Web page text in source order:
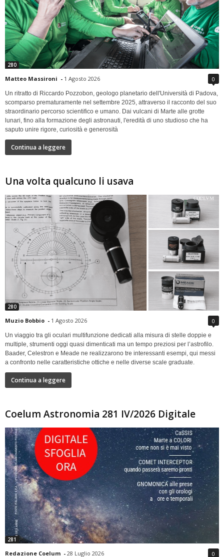
280
Matteo Massironi - 1 Agosto 2026 0
Un ritratto di Riccardo Pozzobon, geologo planetario dell'Università di Padova,
scomparso prematuramente nel settembre 2025, attraverso il racconto del suo
straordinario percorso scientifico e umano. Dai vulcani di Marte alle grotte
lunari, fino alla formazione degli astronauti, l'eredità di uno studioso che ha
saputo unire rigore, curiosità e generosità
Continua a leggere
Una volta qualcuno li usava
280
Muzio Bobbio - 1 Agosto 2026 0
Un viaggio tra gli oculari multifunzione dedicati alla misura di stelle doppie e
multiple, strumenti oggi quasi dimenticati ma un tempo preziosi per l’astrofilo.
Baader, Celestron e Meade ne realizzarono tre interessanti esempi, qui messi
a confronto nelle caratteristiche ottiche e nelle diverse scale graduate.
Continua a leggere
Coelum Astronomia 281 IV/2026 Digitale
281
Redazione Coelum - 28 Luglio 2026 0